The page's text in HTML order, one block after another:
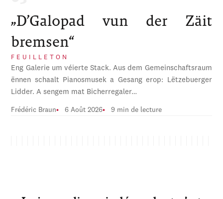
„D’Galopad vun der Zäit
bremsen“
FEUILLETON
Eng Galerie um véierte Stack. Aus dem Gemeinschaftsraum
ënnen schaalt Pianosmusek a Gesang erop: Lëtzebuerger
Lidder. A sengem mat Bicherregaler…
Frédéric Braun 6 Août 2026 9 min de lecture